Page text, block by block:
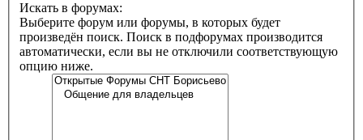
Искать в форумах:
Выберите форум или форумы, в которых будет
произведён поиск. Поиск в подфорумах производится
автоматически, если вы не отключили соответствующую
опцию ниже.